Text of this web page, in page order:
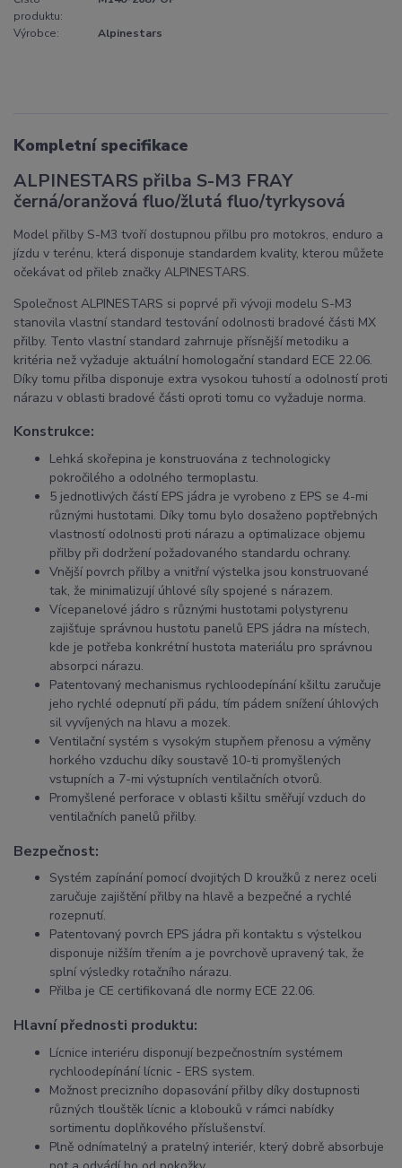
produktu:
Výrobce: Alpinestars
Kompletní specifikace
ALPINESTARS přilba S-M3 FRAY
černá/oranžová fluo/žlutá fluo/tyrkysová
Model přilby S-M3 tvoří dostupnou přilbu pro motokros, enduro a
jízdu v terénu, která disponuje standardem kvality, kterou můžete
očekávat od přileb značky ALPINESTARS.
Společnost ALPINESTARS si poprvé při vývoji modelu S-M3
stanovila vlastní standard testování odolnosti bradové části MX
přilby. Tento vlastní standard zahrnuje přísnější metodiku a
kritéria než vyžaduje aktuální homologační standard ECE 22.06.
Díky tomu přilba disponuje extra vysokou tuhostí a odolností proti
nárazu v oblasti bradové části oproti tomu co vyžaduje norma.
Konstrukce:
Lehká skořepina je konstruována z technologicky
pokročilého a odolného termoplastu.
5 jednotlivých částí EPS jádra je vyrobeno z EPS se 4-mi
různými hustotami. Díky tomu bylo dosaženo poptřebných
vlastností odolnosti proti nárazu a optimalizace objemu
přilby při dodržení požadovaného standardu ochrany.
Vnější povrch přilby a vnitřní výstelka jsou konstruované
tak, že minimalizují úhlové síly spojené s nárazem.
Vícepanelové jádro s různými hustotami polystyrenu
zajišťuje správnou hustotu panelů EPS jádra na místech,
kde je potřeba konkrétní hustota materiálu pro správnou
absorpci nárazu.
Patentovaný mechanismus rychloodepínání kšiltu zaručuje
jeho rychlé odepnutí při pádu, tím pádem snížení úhlových
sil vyvíjených na hlavu a mozek.
Ventilační systém s vysokým stupňem přenosu a výměny
horkého vzduchu díky soustavě 10-ti promyšlených
vstupních a 7-mi výstupních ventilačních otvorů.
Promyšlené perforace v oblasti kšiltu směřují vzduch do
ventilačních panelů přilby.
Bezpečnost:
Systém zapínání pomocí dvojitých D kroužků z nerez oceli
zaručuje zajištění přilby na hlavě a bezpečné a rychlé
rozepnutí.
Patentovaný povrch EPS jádra při kontaktu s výstelkou
disponuje nižším třením a je povrchově upravený tak, že
splní výsledky rotačního nárazu.
Přilba je CE certifikovaná dle normy ECE 22.06.
Hlavní přednosti produktu:
Lícnice interiéru disponují bezpečnostním systémem
rychloodepínání lícnic - ERS system.
Možnost precizního dopasování přilby díky dostupnosti
různých tlouštěk lícnic a klobouků v rámci nabídky
sortimentu doplňkového příslušenství.
Plně odnímatelný a pratelný interiér, který dobrě absorbuje